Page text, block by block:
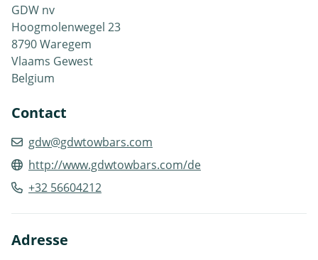
GDW nv
Hoogmolenwegel 23
8790 Waregem
Vlaams Gewest
Belgium
Contact
gdw@gdwtowbars.com
http://www.gdwtowbars.com/de
+32 56604212
Adresse